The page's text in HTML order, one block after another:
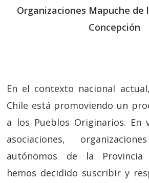
Organizaciones Mapuche de
Concepción
En el contexto nacional
Chile está promoviendo un
a los Pueblos Originarios. En
asociaciones,
autónomos de la Provincia
hemos decidido suscribir y